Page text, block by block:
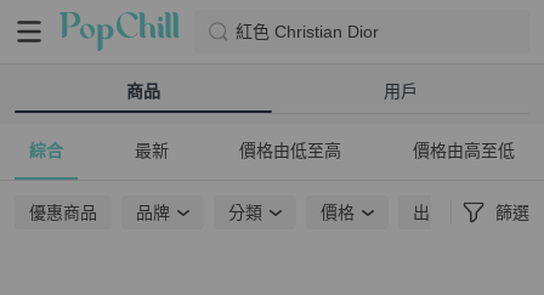
紅色 Christian Dior
商品 用戶
綜合 最新 價格由低至高 價格由高至低
優惠商品 品牌 分類 價格 出貨地點 篩選